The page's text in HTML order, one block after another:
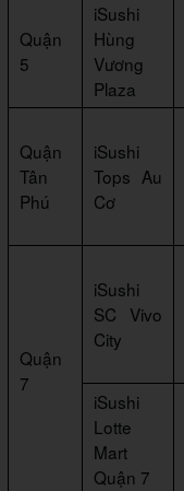
Quận
5
iSushi
Hùng
Vương
Plaza
Quận
Tân
Phú
iSushi
Tops Au
Cơ
Quận
7
iSushi
SC Vivo
City
iSushi
Lotte
Mart
Quận 7